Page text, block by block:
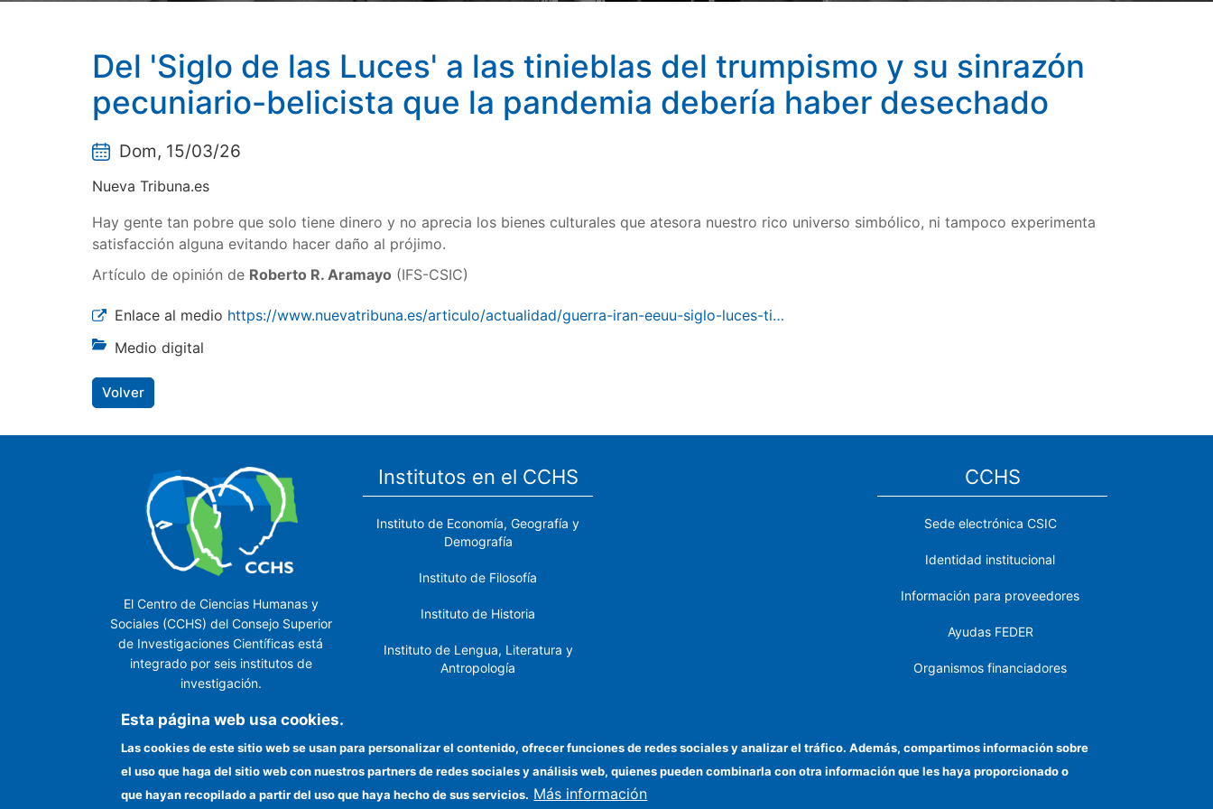
Del 'Siglo de las Luces' a las tinieblas del trumpismo y su sinrazón
pecuniario-belicista que la pandemia debería haber desechado
Dom, 15/03/26
Nueva Tribuna.es
Hay gente tan pobre que solo tiene dinero y no aprecia los bienes culturales que atesora nuestro rico universo simbólico, ni tampoco experimenta
satisfacción alguna evitando hacer daño al prójimo.
Artículo de opinión de Roberto R. Aramayo (IFS-CSIC)
Enlace al medio https://www.nuevatribuna.es/articulo/actualidad/guerra-iran-eeuu-siglo-luces-ti…
Medio digital
Volver
El Centro de Ciencias Humanas y
Sociales (CCHS) del Consejo Superior
de Investigaciones Científicas está
integrado por seis institutos de
investigación.
Institutos en el CCHS
Instituto de Economía, Geografía y
Demografía
Instituto de Filosofía
Instituto de Historia
Instituto de Lengua, Literatura y
Antropología
Próximo
Instituto de Políticas y Bienes
Públicos
CCHS
Sede electrónica CSIC
Identidad institucional
Información para proveedores
Ayudas FEDER
Organismos financiadores
Cómo llegar
Esta página web usa cookies.
Las cookies de este sitio web se usan para personalizar el contenido, ofrecer funciones de redes sociales y analizar el tráfico. Además, compartimos información sobre
el uso que haga del sitio web con nuestros partners de redes sociales y análisis web, quienes pueden combinarla con otra información que les haya proporcionado o
que hayan recopilado a partir del uso que haya hecho de sus servicios. Más información